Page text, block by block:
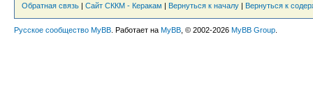
Обратная связь | Сайт СККМ - Керакам | Вернуться к началу | Вернуться к
Русское сообщество MyBB . Работает на MyBB , © 2002-2026 MyBB Group